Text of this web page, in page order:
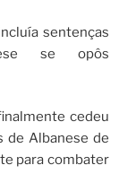
sentenças
se opôs
cedeu
de Albanese de
para combater